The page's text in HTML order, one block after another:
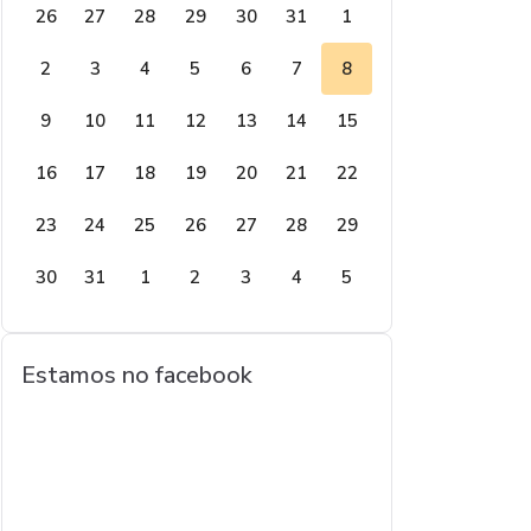
26 27 28 29 30 31 1
2 3 4 5 6 7 8
9 10 11 12 13 14 15
16 17 18 19 20 21 22
23 24 25 26 27 28 29
30 31 1 2 3 4 5
Estamos no facebook